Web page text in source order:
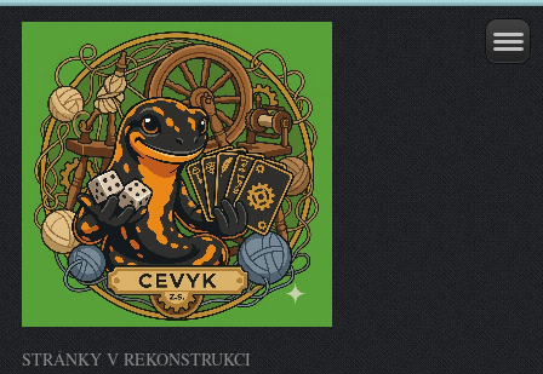
STRÁNKY V REKONSTRUKCI